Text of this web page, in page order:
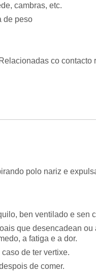
cambras, etc.
de peso
co contacto
polo nariz e
ben ventilado e sen
que desencadean
a fatiga e a dor.
de ter vertixe.
de comer.